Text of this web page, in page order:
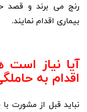
رنج می برند و قصد
بیماری اقدام نمایند.
آیا نیاز است
اقدام به
نباید قبل از مشورت